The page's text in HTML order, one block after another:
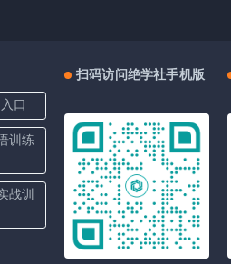
口
训练
战训
扫码访问绝学社手机版